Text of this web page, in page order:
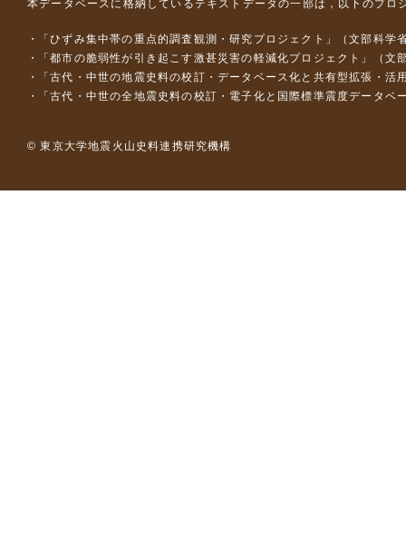
本データベースに格納しているテキストデータの一部は，以下のプロ
「ひずみ集中帯の重点的調査観測・研究プロジェクト」（文部科
「都市の脆弱性が引き起こす激甚災害の軽減化プロジェクト」（
「古代・中世の地震史料の校訂・データベース化と共有型拡張・
「古代・中世の全地震史料の校訂・電子化と国際標準震度データ
© 東京大学地震火山史料連携研究機構